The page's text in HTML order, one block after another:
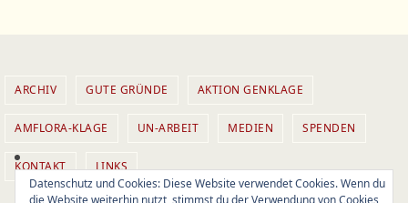
ARCHIV GUTE GRÜNDE AKTION GENKLAGE
AMFLORA-KLAGE UN-ARBEIT MEDIEN SPENDEN
KONTAKT LINKS
Datenschutz und Cookies: Diese Website verwendet Cookies. Wenn du
die Website weiterhin nutzt, stimmst du der Verwendung von Cookies